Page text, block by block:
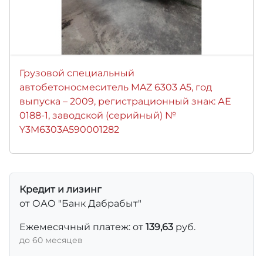
Грузовой специальный
автобетоносмеситель MAZ 6303 A5, год
выпуска – 2009, регистрационный знак: АE
0188-1, заводской (серийный) №
Y3M6303A590001282
Кредит и лизинг
от ОАО "Банк Дабрабыт"
Ежемесячный платеж: от 139,63 руб.
до 60 месяцев